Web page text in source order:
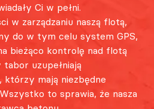
Ci w pełni.
w zarządzaniu naszą flotą,
do w tym celu system GPS,
bieżąco kontrolę nad flotą
uzupełniają
którzy mają niezbędne
to sprawia, że nasza